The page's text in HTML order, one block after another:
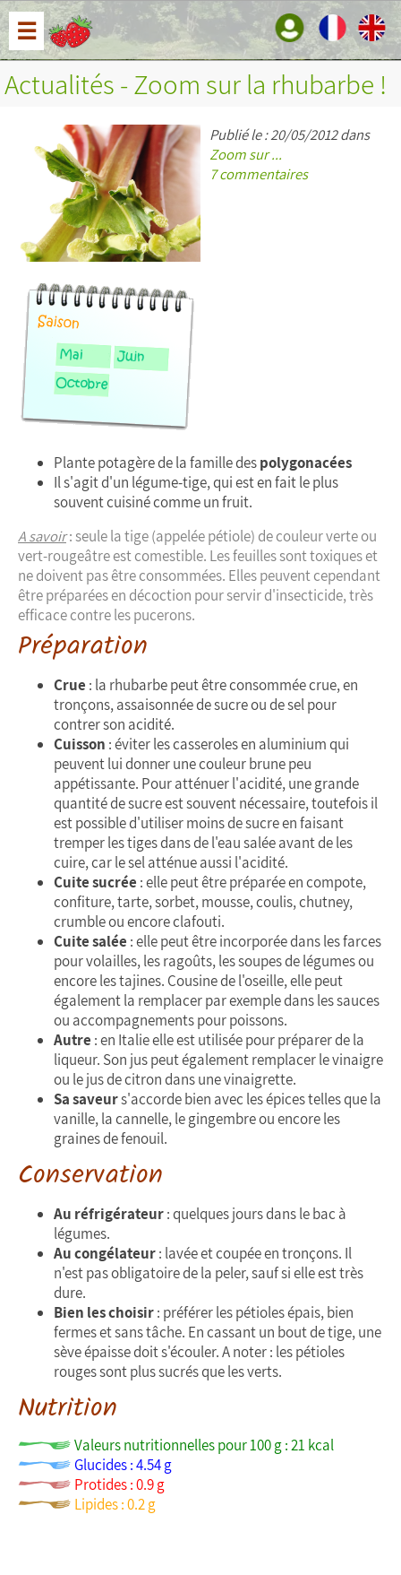
☰
Actualités - Zoom sur la rhubarbe !
Publié le : 20/05/2012 dans
Zoom sur ...
7 commentaires
Plante potagère de la famille despolygonacées
Il s'agit d'un légume-tige, qui est en fait le plus
souvent cuisiné comme un fruit.
A savoir: seule la tige (appelée pétiole) de couleur verte ou
vert-rougeâtre est comestible. Les feuilles sont toxiques et
ne doivent pas être consommées. Elles peuvent cependant
être préparées en décoction pour servir d'insecticide, très
efficace contre les pucerons.
Préparation
Crue : la rhubarbe peut être consommée crue, en
tronçons, assaisonnée de sucre ou de sel pour
contrer son acidité.
Cuisson : éviter les casseroles en aluminium qui
peuvent lui donner une couleur brune peu
appétissante. Pour atténuer l'acidité, une grande
quantité de sucre est souvent nécessaire, toutefois il
est possible d'utiliser moins de sucre en faisant
tremper les tiges dans de l'eau salée avant de les
cuire, car le sel atténue aussi l'acidité.
Cuite sucrée : elle peut être préparée en compote,
confiture, tarte, sorbet, mousse, coulis, chutney,
crumble ou encore clafouti.
Cuite salée : elle peut être incorporée dans les farces
pour volailles, les ragoûts, les soupes de légumes ou
encore les tajines. Cousine de l'oseille, elle peut
également la remplacer par exemple dans les sauces
ou accompagnements pour poissons.
Autre : en Italie elle est utilisée pour préparer de la
liqueur. Son jus peut également remplacer le vinaigre
ou le jus de citron dans une vinaigrette.
Sa saveurs'accorde bien avec les épices telles que la
vanille, la cannelle, le gingembre ou encore les
graines de fenouil.
Conservation
Au réfrigérateur: quelques jours dans le bac à
légumes.
Au congélateur: lavée et coupée en tronçons. Il
n'est pas obligatoire de la peler, sauf si elle est très
dure.
Bien les choisir: préférer les pétioles épais, bien
fermes et sans tâche. En cassant un bout de tige, une
sève épaisse doit s'écouler. A noter : les pétioles
rouges sont plus sucrés que les verts.
Nutrition
Valeurs nutritionnelles pour 100 g : 21 kcal
Glucides : 4.54 g
Protides : 0.9 g
Lipides : 0.2 g